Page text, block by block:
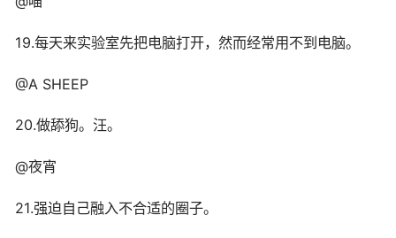
19.每天来实验室先把电脑打开，然而经常用不到电脑。
@A SHEEP
20.做舔狗。汪。
@夜宵
21.强迫自己融入不合适的圈子。